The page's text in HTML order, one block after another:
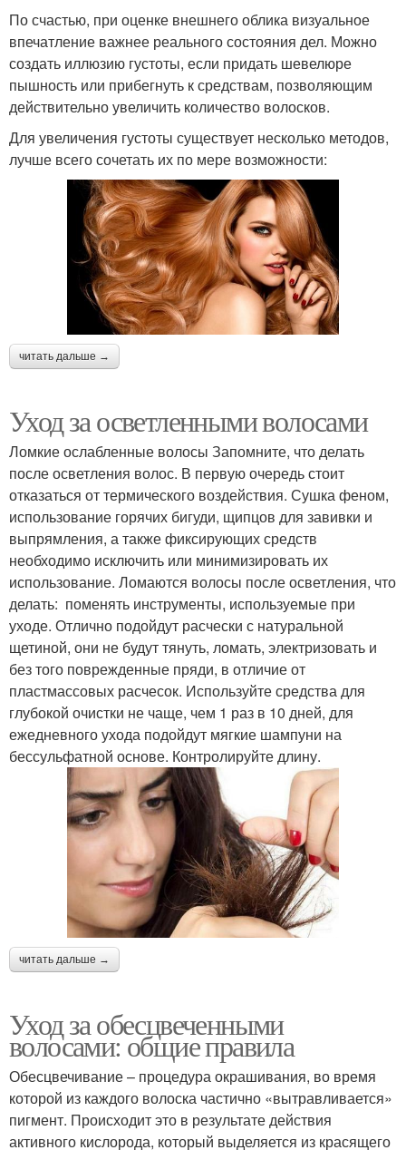
По счастью, при оценке внешнего облика визуальное
впечатление важнее реального состояния дел. Можно
создать иллюзию густоты, если придать шевелюре
пышность или прибегнуть к средствам, позволяющим
действительно увеличить количество волосков.
Для увеличения густоты существует несколько методов,
лучше всего сочетать их по мере возможности:
читать дальше →
Уход за осветленными волосами
Ломкие ослабленные волосы Запомните, что делать
после осветления волос. В первую очередь стоит
отказаться от термического воздействия. Сушка феном,
использование горячих бигуди, щипцов для завивки и
выпрямления, а также фиксирующих средств
необходимо исключить или минимизировать их
использование. Ломаются волосы после осветления, что
делать: поменять инструменты, используемые при
уходе. Отлично подойдут расчески с натуральной
щетиной, они не будут тянуть, ломать, электризовать и
без того поврежденные пряди, в отличие от
пластмассовых расчесок. Используйте средства для
глубокой очистки не чаще, чем 1 раз в 10 дней, для
ежедневного ухода подойдут мягкие шампуни на
бессульфатной основе. Контролируйте длину.
читать дальше →
Уход за обесцвеченными
волосами: общие правила
Обесцвечивание – процедура окрашивания, во время
которой из каждого волоска частично «вытравливается»
пигмент. Происходит это в результате действия
активного кислорода, который выделяется из красящего